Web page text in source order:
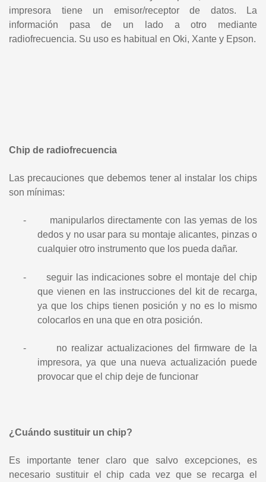
impresora tiene un emisor/receptor de datos. La
información pasa de un lado a otro mediante
radiofrecuencia. Su uso es habitual en Oki, Xante y Epson.
Chip de radiofrecuencia
Las precauciones que debemos tener al instalar los chips
son mínimas:
-
manipularlos directamente con las yemas de los
dedos y no usar para su montaje alicantes, pinzas o
cualquier otro instrumento que los pueda dañar.
-
seguir las indicaciones sobre el montaje del chip
que vienen en las instrucciones del kit de recarga,
ya que los chips tienen posición y no es lo mismo
colocarlos en una que en otra posición.
-
no realizar actualizaciones del firmware de la
impresora, ya que una nueva actualización puede
provocar que el chip deje de funcionar
¿Cuándo sustituir un chip?
Es importante tener claro que salvo excepciones, es
necesario sustituir el chip cada vez que se recarga el